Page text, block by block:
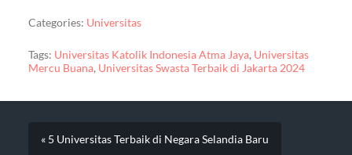
Categories: Universitas
Tags: Universitas Katolik Indonesia Atma Jaya, Universitas
Mercu Buana, Universitas Swasta Terbaik di Jakarta 2024
« 5 Universitas Terbaik di Negara Selandia Baru